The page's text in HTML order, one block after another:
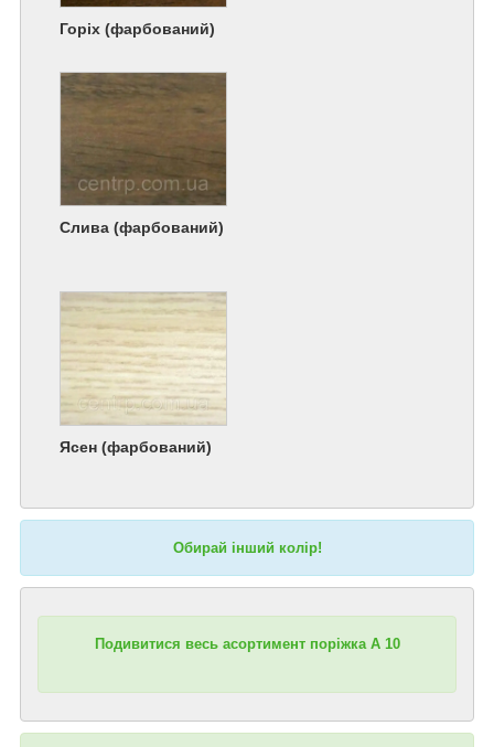
Горіх (фарбований)
Слива (фарбований)
Ясен (фарбований)
Обирай інший колір!
Подивитися весь асортимент поріжка А 10